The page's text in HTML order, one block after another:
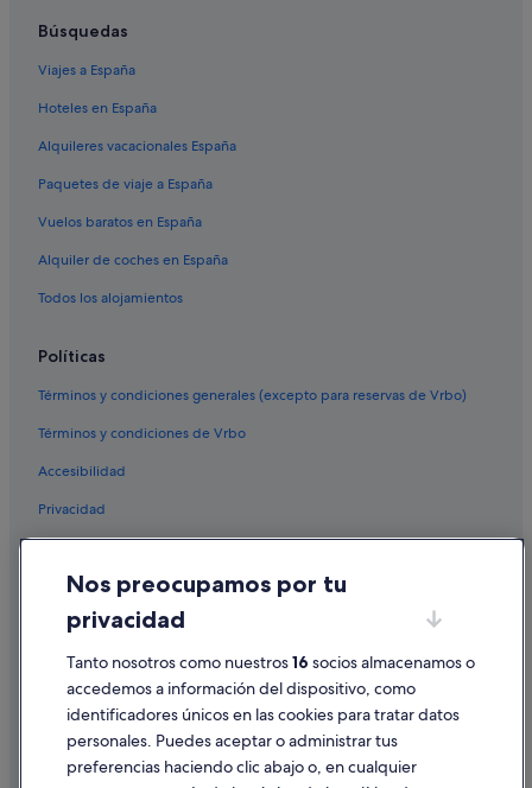
Búsquedas
Viajes a España
Hoteles en España
Alquileres vacacionales España
Paquetes de viaje a España
Vuelos baratos en España
Alquiler de coches en España
Todos los alojamientos
Políticas
Términos y condiciones generales (excepto para reservas de Vrbo)
Términos y condiciones de Vrbo
Accesibilidad
Privacidad
Condiciones de uso
Información legal/contacto
Pautas sobre el contenido y cómo denunciar contenido
Ayuda
Nos preocupamos por tu
privacidad
Tanto nosotros como nuestros16 socios almacenamos o
accedemos a información del dispositivo, como
identificadores únicos en las cookies para tratar datos
personales. Puedes aceptar o administrar tus
preferencias haciendo clic abajo o, en cualquier